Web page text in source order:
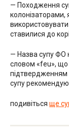
— Походження
колонізаторами,
ставилися до
— Назва супу ФО
словом «feu», що
підтвердженням
супу
подивіться ще